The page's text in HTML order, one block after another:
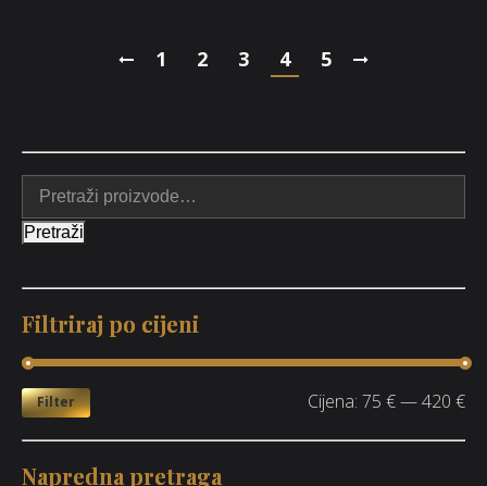
1 2 3 4 5
Pretraži
Filtriraj po cijeni
Filter Cijena: 75 €—420 €
Napredna pretraga